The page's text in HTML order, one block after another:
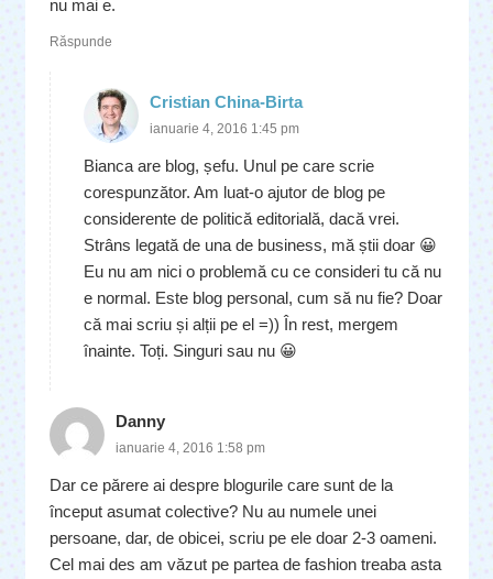
nu mai e.
Răspunde
Cristian China-Birta
ianuarie 4, 2016 1:45 pm
Bianca are blog, șefu. Unul pe care scrie
corespunzător. Am luat-o ajutor de blog pe
considerente de politică editorială, dacă vrei.
Strâns legată de una de business, mă știi doar 😀
Eu nu am nici o problemă cu ce consideri tu că nu
e normal. Este blog personal, cum să nu fie? Doar
că mai scriu și alții pe el =)) În rest, mergem
înainte. Toți. Singuri sau nu 😀
Danny
ianuarie 4, 2016 1:58 pm
Dar ce părere ai despre blogurile care sunt de la
început asumat colective? Nu au numele unei
persoane, dar, de obicei, scriu pe ele doar 2-3 oameni.
Cel mai des am văzut pe partea de fashion treaba asta